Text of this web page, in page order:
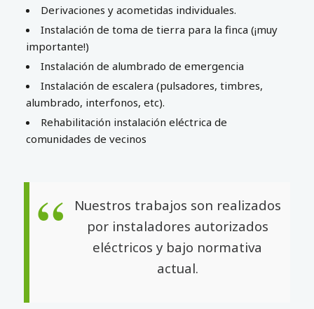
Derivaciones y acometidas individuales.
Instalación de toma de tierra para la finca (¡muy
importante!)
Instalación de alumbrado de emergencia
Instalación de escalera (pulsadores, timbres,
alumbrado, interfonos, etc).
Rehabilitación instalación eléctrica de
comunidades de vecinos
Nuestros trabajos son realizados
por instaladores autorizados
eléctricos y bajo normativa
actual.